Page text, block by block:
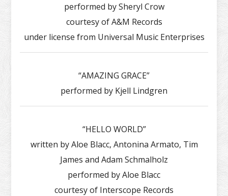
performed by Sheryl Crow
courtesy of A&M Records
under license from Universal Music Enterprises
“AMAZING GRACE”
performed by Kjell Lindgren
“HELLO WORLD”
written by Aloe Blacc, Antonina Armato, Tim
James and Adam Schmalholz
performed by Aloe Blacc
courtesy of Interscope Records